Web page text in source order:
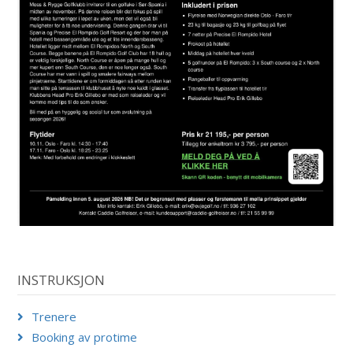
INSTRUKSJON
Trenere
Booking av protime